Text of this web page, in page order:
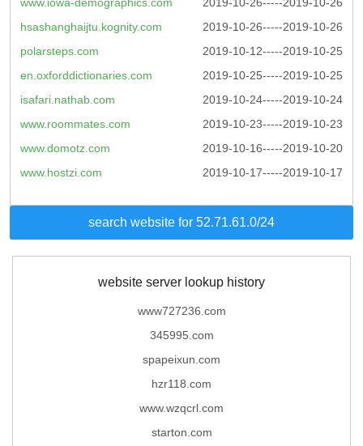
2019-10-26-----2019-10-26
hsashanghaijtu.kognity.com
2019-10-12-----2019-10-25
polarsteps.com
2019-10-25-----2019-10-25
en.oxforddictionaries.com
2019-10-24-----2019-10-24
isafari.nathab.com
2019-10-23-----2019-10-23
www.roommates.com
2019-10-16-----2019-10-20
www.domotz.com
2019-10-17-----2019-10-17
www.hostzi.com
search website for 52.71.61.0/24
website server lookup history
www727236.com
345995.com
spapeixun.com
hzr118.com
www.wzqcrl.com
starton.com